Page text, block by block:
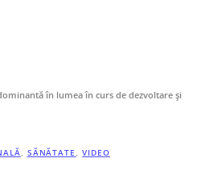
în lumea în curs de dezvoltare și
, SĂNĂTATE,VIDEO